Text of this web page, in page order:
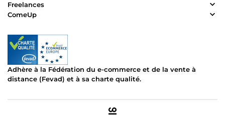
Freelances
ComeUp
Adhère à la Fédération du e-commerce et de la vente à
distance (Fevad) et à sa charte qualité.